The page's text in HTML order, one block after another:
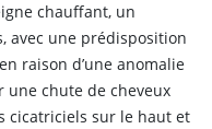
chauffant, un
avec une prédisposition
raison d’une anomalie
chute de cheveux
cicatriciels sur le haut et